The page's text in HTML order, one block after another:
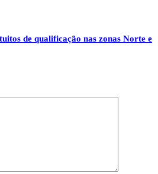
de qualificação nas zonas Norte e